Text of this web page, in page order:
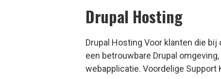
Drupal Hosting
Drupal Hosting Voor klanten die
een betrouwbare Drupal
webapplicatie. Voordelige Support